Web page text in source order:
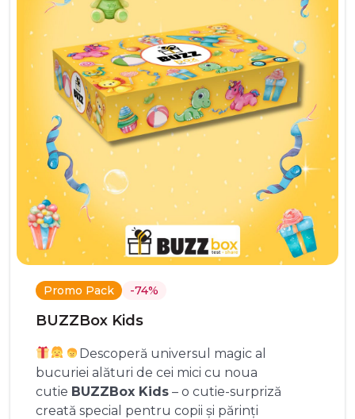
Promo Pack -74%
BUZZBox Kids
Descoperă universul magic al
bucuriei alături de cei mici cu noua
cutie BUZZBox Kids – o cutie-surpriză
creată special pentru copii și părinți